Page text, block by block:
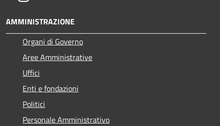
AMMINISTRAZIONE
Organi di Governo
Aree Amministrative
Uffici
Enti e fondazioni
Politici
Personale Amministrativo